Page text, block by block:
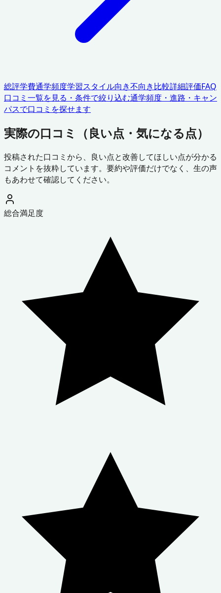
総評学費通学頻度学習スタイル向き不向き比較詳細評価FAQ
口コミ一覧を見る・条件で絞り込む通学頻度・進路・キャン
パスで口コミを探せます
実際の口コミ（良い点・気になる点）
投稿された口コミから、良い点と改善してほしい点が分かる
コメントを抜粋しています。要約や評価だけでなく、生の声
もあわせて確認してください。
総合満足度